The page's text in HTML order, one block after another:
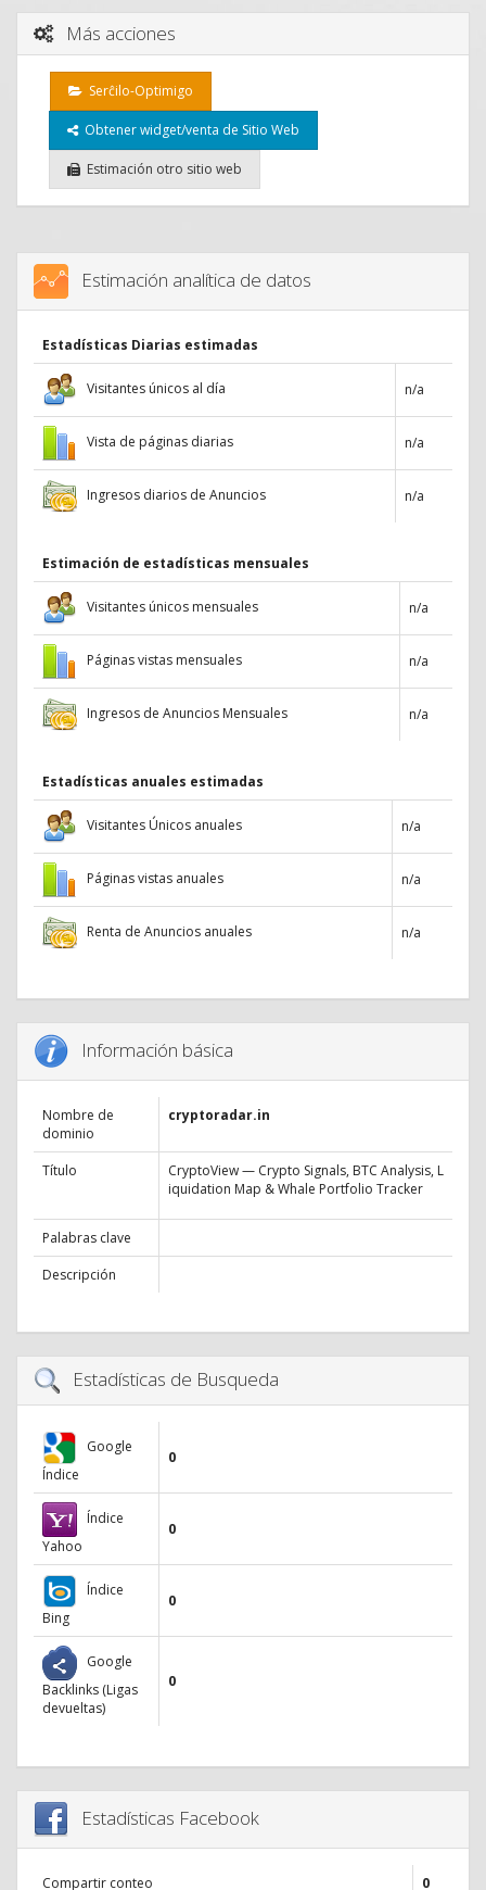
Más acciones
Serĉilo-Optimigo
Obtener widget/venta de Sitio Web
Estimación otro sitio web
Estimación analítica de datos
Estadísticas Diarias estimadas
Visitantes únicos al día n/a
Vista de páginas diarias n/a
Ingresos diarios de Anuncios n/a
Estimación de estadísticas mensuales
Visitantes únicos mensuales n/a
Páginas vistas mensuales n/a
Ingresos de Anuncios Mensuales n/a
Estadísticas anuales estimadas
Visitantes Únicos anuales n/a
Páginas vistas anuales n/a
Renta de Anuncios anuales n/a
Información básica
Nombre de
dominio
cryptoradar.in
Título
CryptoView — Crypto Signals, BTC Analysis, L
iquidation Map & Whale Portfolio Tracker
Palabras clave
Descripción
Estadísticas de Busqueda
Google
Índice
0
Índice
Yahoo
0
Índice
Bing
0
Google
Backlinks (Ligas
devueltas)
0
Estadísticas Facebook
Compartir conteo 0